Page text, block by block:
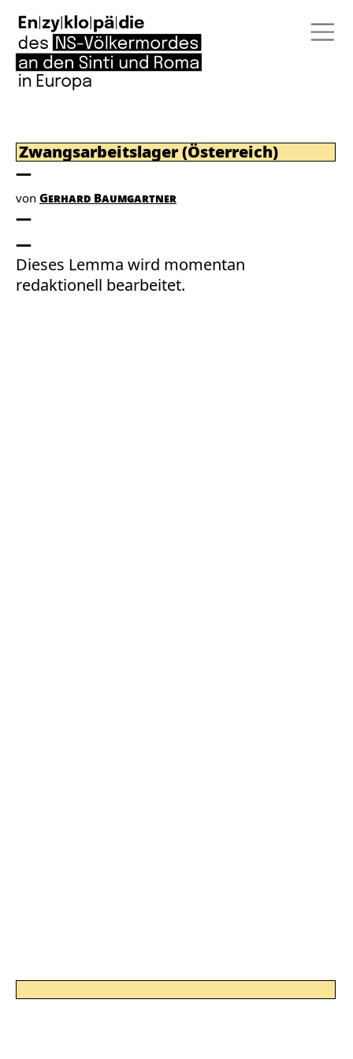
Zwangsarbeitslager (Österreich)
von Gerhard Baumgartner
Dieses Lemma wird momentan
redaktionell bearbeitet.